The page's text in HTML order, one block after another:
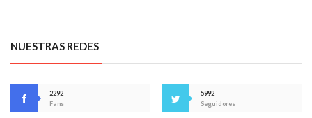
NUESTRAS REDES
2292
Fans
5992
Seguidores